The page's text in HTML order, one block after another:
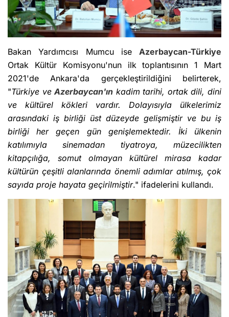
Bakan Yardımcısı Mumcu ise Azerbaycan-Türkiye
Ortak Kültür Komisyonu'nun ilk toplantısının 1 Mart
2021'de Ankara'da gerçekleştirildiğini belirterek,
"Türkiye veAzerbaycan'ın kadim tarihi, ortak dili, dini
ve kültürel kökleri vardır. Dolayısıyla ülkelerimiz
arasındaki iş birliği üst düzeyde gelişmiştir ve bu iş
birliği her geçen gün genişlemektedir. İki ülkenin
katılımıyla sinemadan tiyatroya, müzecilikten
kitapçılığa, somut olmayan kültürel mirasa kadar
kültürün çeşitli alanlarında önemli adımlar atılmış, çok
sayıda proje hayata geçirilmiştir." ifadelerini kullandı.